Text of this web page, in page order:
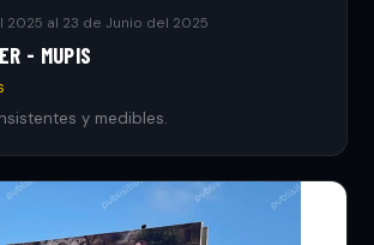
2025 al 23 de Junio del 2025
- MUPIS
y medibles.